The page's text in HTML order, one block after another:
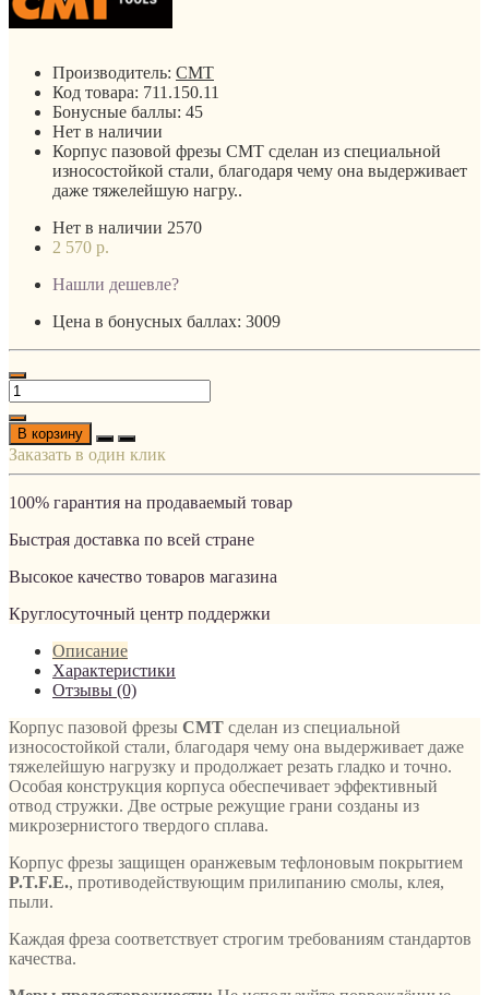
Производитель: CMT
Код товара: 711.150.11
Бонусные баллы: 45
Нет в наличии
Корпус пазовой фрезы CMT сделан из специальной
износостойкой стали, благодаря чему она выдерживает
даже тяжелейшую нагру..
Нет в наличии 2570
2 570 р.
Нашли дешевле?
Цена в бонусных баллах: 3009
В корзину
Заказать в один клик
100% гарантия на продаваемый товар
Быстрая доставка по всей стране
Высокое качество товаров магазина
Круглосуточный центр поддержки
Описание
Характеристики
Отзывы (0)
Корпус пазовой фрезы CMT сделан из специальной
износостойкой стали, благодаря чему она выдерживает даже
тяжелейшую нагрузку и продолжает резать гладко и точно.
Особая конструкция корпуса обеспечивает эффективный
отвод стружки. Две острые режущие грани созданы из
микрозернистого твердого сплава.
Корпус фрезы защищен оранжевым тефлоновым покрытием
P.T.F.E., противодействующим прилипанию смолы, клея,
пыли.
Каждая фреза соответствует строгим требованиям стандартов
качества.